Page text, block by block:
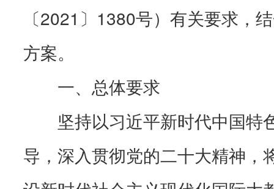
〔2021〕1380号）有关要求，
方案。
一、总体要求
坚持以习近平新时代中国特
导，深入贯彻党的二十大精神，